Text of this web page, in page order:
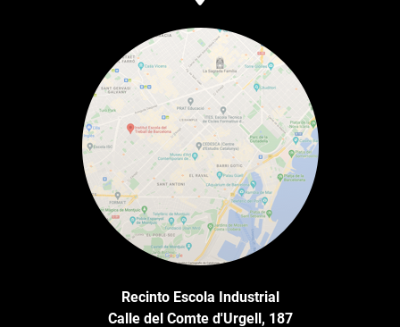
Recinto Escola Industrial
Calle del Comte d'Urgell, 187